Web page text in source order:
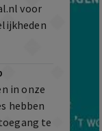
voor
in onze
hebben
te